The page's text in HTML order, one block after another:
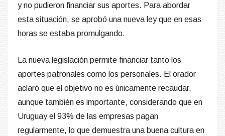
y no pudieron financiar sus aportes. Para abordar
esta situación, se aprobó una nueva ley que en esas
horas se estaba promulgando.
La nueva legislación permite financiar tanto los
aportes patronales como los personales. El orador
aclaró que el objetivo no es únicamente recaudar,
aunque también es importante, considerando que en
Uruguay el 93% de las empresas pagan
regularmente, lo que demuestra una buena cultura en